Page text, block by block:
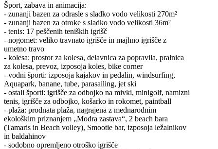
Šport, zabava in animacija:
- zunanji bazen za odrasle s sladko vodo velikosti 270m²
- zunanji bazen za otroke s sladko vodo velikosti 36m²
- tenis: 17 peščenih teniških igrišč
- nogomet: veliko travnato igrišče in majhno igrišče z
umetno travo
- kolesa: prostor za kolesa, delavnica za popravila, pralnica
za kolesa, prevoz, izposoja koles, bike corner
- vodni športi: izposoja kajakov in pedalin, windsurfing,
Aquapark, banane, tube, parasailing, jet ski
- ostali športi: igrišče za odbojko na mivki, minigolf, namizni
tenis, igrišče za odbojko, košarko in rokomet, paintball
- plaža: prodnata plaža, nagrajena z mednarodnim
ekološkim priznanjem „Modra zastava“, 2 beach bara
(Tamaris in Beach volley), Smootie bar, izposoja ležalnikov
in baldahinov
- sodobno opremljeno otroško igrišče